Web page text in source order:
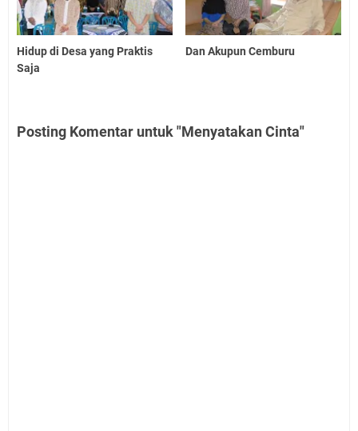
Hidup di Desa yang Praktis
Saja
Dan Akupun Cemburu
Posting Komentar untuk "Menyatakan Cinta"